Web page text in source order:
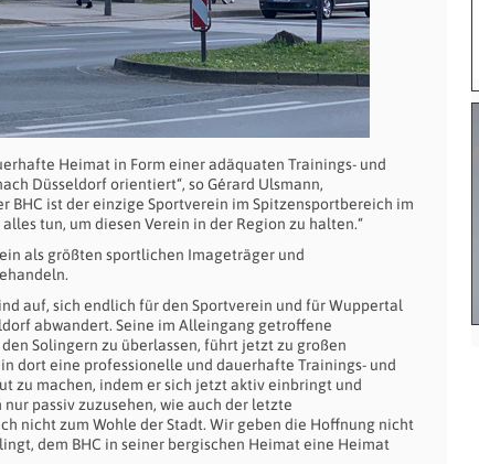
Heimat in Form einer adäquaten Trainings- und
Düsseldorf orientiert“, so Gérard Ulsmann,
BHC ist der einzige Sportverein im Spitzensportbereich im
tun, um diesen Verein in der Region zu halten.“
als größten sportlichen Imageträger und
auf, sich endlich für den Sportverein und für Wuppertal
abwandert. Seine im Alleingang getroffene
Solingern zu überlassen, führt jetzt zu großen
dort eine professionelle und dauerhafte Trainings- und
zu machen, indem er sich jetzt aktiv einbringt und
passiv zuzusehen, wie auch der letzte
nicht zum Wohle der Stadt. Wir geben die Hoffnung nicht
dem BHC in seiner bergischen Heimat eine Heimat